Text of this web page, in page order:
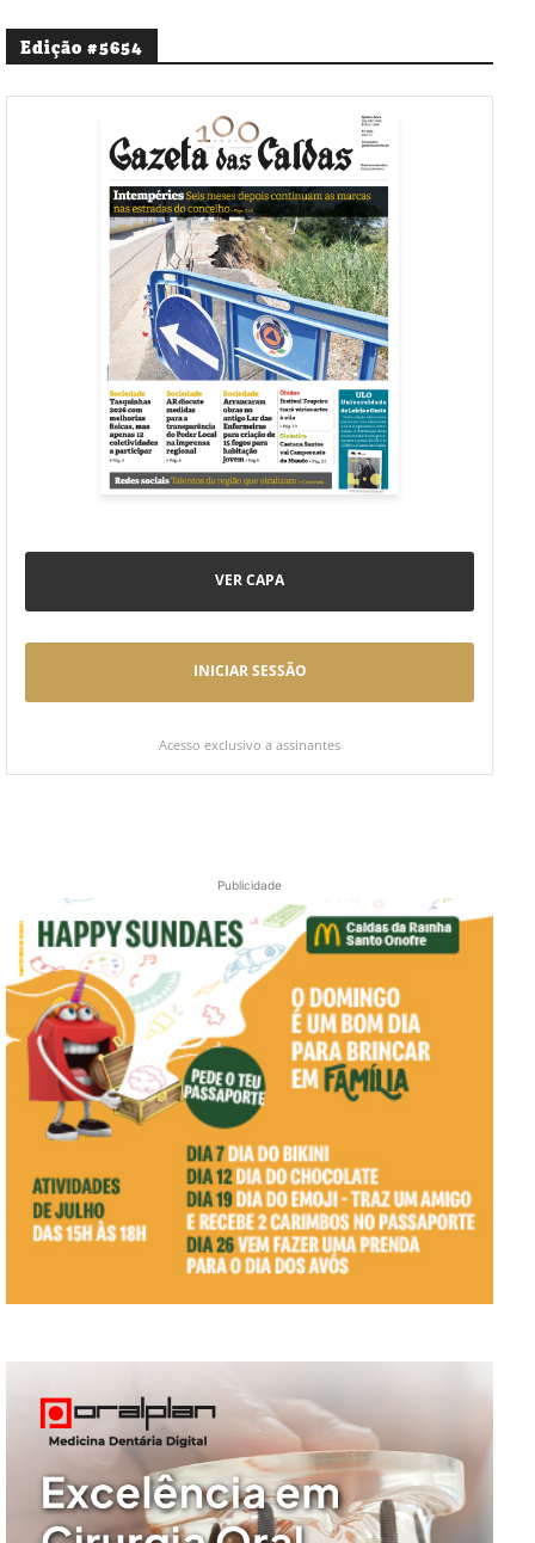
Edição #5654
VER CAPA
INICIAR SESSÃO
Acesso exclusivo a assinantes
Publicidade